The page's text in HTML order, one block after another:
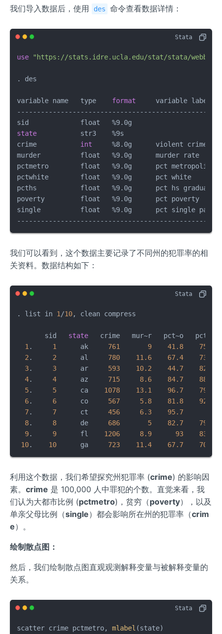
我们导入数据后，使用 des 命令查看数据详情：
use "https://stats.idre.ucla.edu/stat/stata/
. des
variable name   type format
     variable label
state
           str3    %9s
crime int
%8.0g      violent crime
murder          float   %9.0g      murder rate
pctmetro        float   %9.0g      pct metropolitan
pctwhite        float   %9.0g      pct white
pcths           float   %9.0g      pct hs graduates
poverty         float   %9.0g      pct poverty
single          float   %9.0g      pct single
我们可以看到，这个数据主要记录了不同州的犯罪率的相
关资料。数据结构如下：
. list in 1 /10, clean compress
       sid
state
crime   mur~r   pct~o   pct~e
1 . 1
      ak
761 9 41.8
75.2
2 . 2
      al
780 11.6 67.4
73.5
3. 3
      ar
593 10.2 44.7
82.9
4. 4
      az
715 8.6 84.7
88.6
5. 5
      ca
1078 13.1 96.7
79.3
6. 6
      co
567 5.8 81.8
92.5
7. 7
      ct
456 6.3 95.7
8. 8
      de
686 5 82.7
79.4
9. 9
      fl
1206 8.9 93
83.5
10. 10
      ga
723 11.4 67.7 70.8
利用这个数据，我们希望探究州犯罪率 (crime) 的影响因
素。 crime 是 100,000 人中罪犯的个数。直觉来看，我
们认为大都市比例 (pctmetro)，贫穷（poverty），以及
单亲父母比例（single）都会影响所在州的犯罪率（crim
e）。
绘制散点图：
然后，我们绘制散点图直观观测解释变量与被解释变量的
关系。
scatter crime pctmetro, mlabel (state)